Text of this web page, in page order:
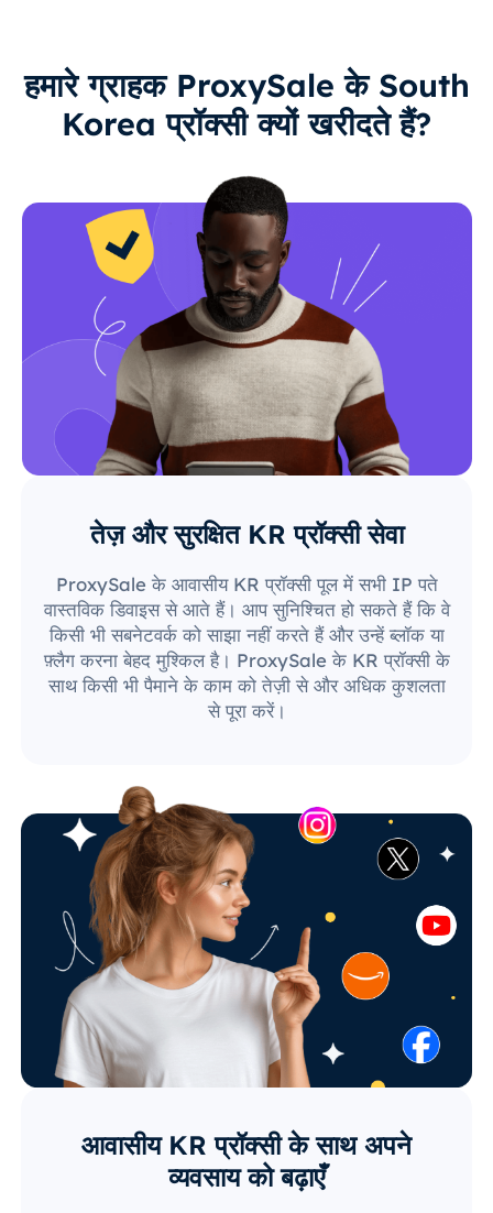
हमारे ग्राहक ProxySale के South
Korea प्रॉक्सी क्यों खरीदते हैं?
तेज़ और सुरक्षित KR प्रॉक्सी सेवा
ProxySale के आवासीय KR प्रॉक्सी पूल में सभी IP पते
वास्तविक डिवाइस से आते हैं। आप सुनिश्चित हो सकते हैं कि वे
किसी भी सबनेटवर्क को साझा नहीं करते हैं और उन्हें ब्लॉक या
फ़्लैग करना बेहद मुश्किल है। ProxySale के KR प्रॉक्सी के
साथ किसी भी पैमाने के काम को तेज़ी से और अधिक कुशलता
से पूरा करें।
आवासीय KR प्रॉक्सी के साथ अपने
व्यवसाय को बढ़ाएँ